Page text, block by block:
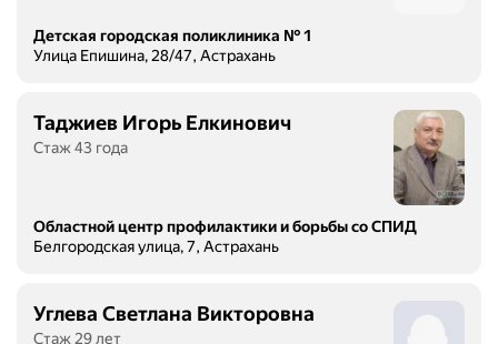
Детская городская поликлиника № 1
Улица Епишина, 28/47, Астрахань
Таджиев Игорь Елкинович
Стаж 43 года
Областной центр профилактики и борьбы со СПИД
Белгородская улица, 7, Астрахань
Углева Светлана Викторовна
Стаж 29 лет